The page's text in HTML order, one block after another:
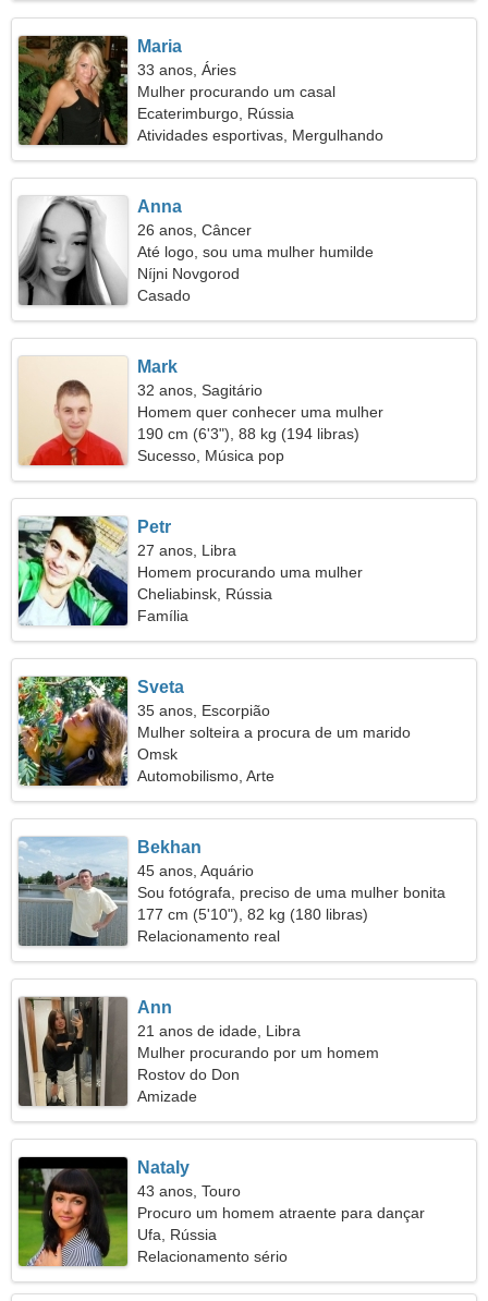
Maria
33 anos, Áries
Mulher procurando um casal
Ecaterimburgo, Rússia
Atividades esportivas, Mergulhando
Anna
26 anos, Câncer
Até logo, sou uma mulher humilde
Níjni Novgorod
Casado
Mark
32 anos, Sagitário
Homem quer conhecer uma mulher
190 cm (6'3"), 88 kg (194 libras)
Sucesso, Música pop
Petr
27 anos, Libra
Homem procurando uma mulher
Cheliabinsk, Rússia
Família
Sveta
35 anos, Escorpião
Mulher solteira a procura de um marido
Omsk
Automobilismo, Arte
Bekhan
45 anos, Aquário
Sou fotógrafa, preciso de uma mulher bonita
177 cm (5'10"), 82 kg (180 libras)
Relacionamento real
Ann
21 anos de idade, Libra
Mulher procurando por um homem
Rostov do Don
Amizade
Nataly
43 anos, Touro
Procuro um homem atraente para dançar
Ufa, Rússia
Relacionamento sério